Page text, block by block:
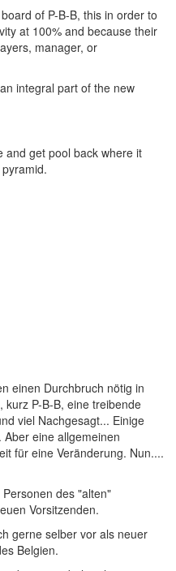
of P-B-B, this in order to
at 100% and because their
manager, or
integral part of the new
and get pool back where it
einen Durchbruch nötig in
kurz P-B-B, eine treibende
viel Nachgesagt... Einige
eine allgemeinen
für eine Veränderung. Nun....
des "alten"
Vorsitzenden.
gerne selber vor als neuer
Belgien.